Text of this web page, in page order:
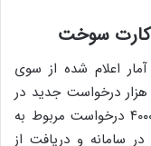
کارت سوخت
اعلام شده از سوی
نشان می‌دهد که روزانه حدود ۲۰ هزار درخواست جدید در
کشور ثبت می‌شود که از این تعداد حدود ۴۰۰۰ درخواست مربوط به
ثبت در سامانه و دریافت از